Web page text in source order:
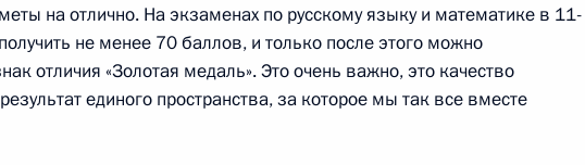
Минобрнауки Ольгой Васильевой
13:30
на отлично. На экзаменах по русскому языку и математике в 11-
не менее 70 баллов, и только после этого можно
отличия «Золотая медаль». Это очень важно, это качество
единого пространства, за которое мы так все вместе